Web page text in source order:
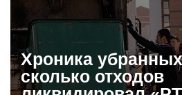
Хроника
сколько отходов